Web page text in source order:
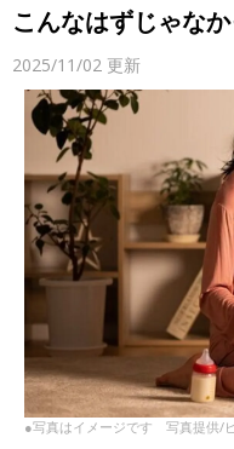
こんなはずじゃな
2025/11/02 更新
●写真はイメージです 写真提供/